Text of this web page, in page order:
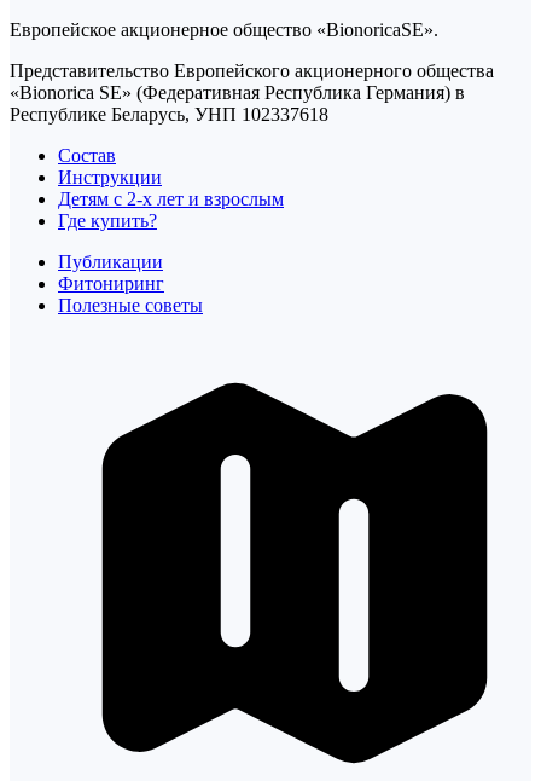
Европейское акционерное общество «BionoricaSE».
Представительство Европейского акционерного общества
«Bionorica SE» (Федеративная Республика Германия) в
Республике Беларусь, УНП 102337618
Состав
Инструкции
Детям с 2-х лет и взрослым
Где купить?
Публикации
Фитониринг
Полезные советы